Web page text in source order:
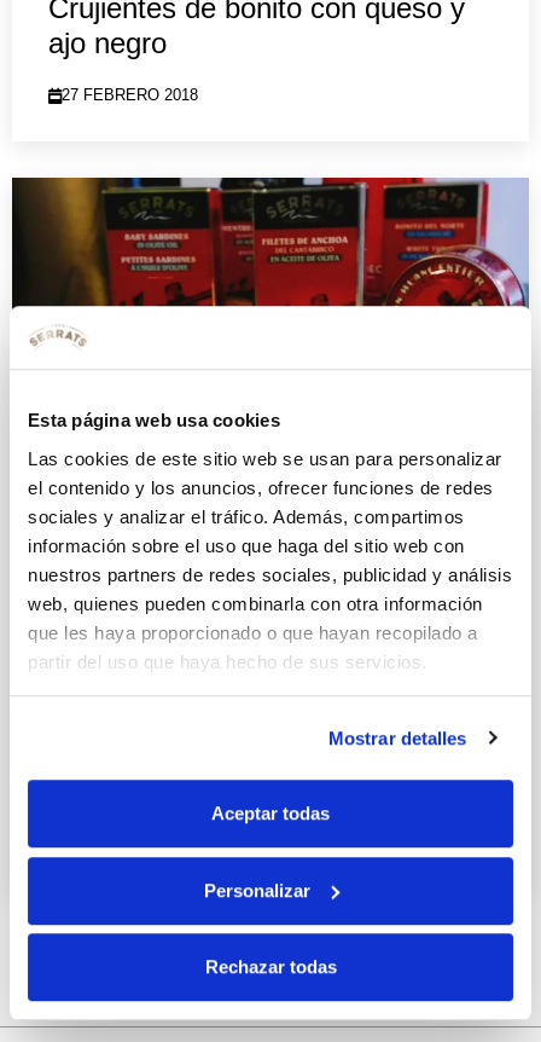
Esta página web usa cookies
Las cookies de este sitio web se usan para personalizar
el contenido y los anuncios, ofrecer funciones de redes
sociales y analizar el tráfico. Además, compartimos
información sobre el uso que haga del sitio web con
nuestros partners de redes sociales, publicidad y análisis
web, quienes pueden combinarla con otra información
que les haya proporcionado o que hayan recopilado a
partir del uso que haya hecho de sus servicios.
Mostrar detalles
Aceptar todas
Personalizar
Rechazar todas
Crujientes de bonito con queso y
ajo negro
27 FEBRERO 2018
25 MAYO 2017